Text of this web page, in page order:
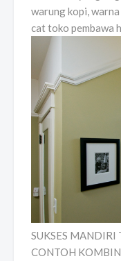
warung kopi,
cat toko pembawa
SUKSES
CONTOH